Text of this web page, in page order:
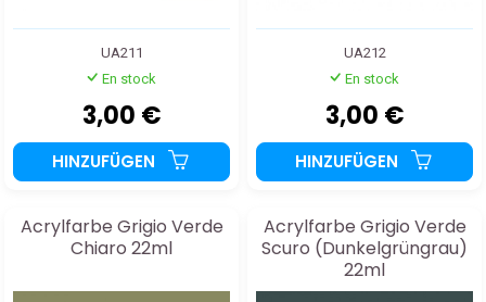
UA211
En stock
3,00 €
HINZUFÜGEN
UA212
En stock
3,00 €
HINZUFÜGEN
Acrylfarbe Grigio Verde
Chiaro 22ml
Acrylfarbe Grigio Verde
Scuro (Dunkelgrüngrau)
22ml